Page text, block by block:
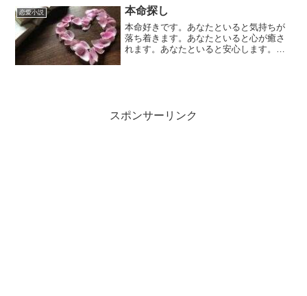
になさらず。hanabiさっきまでふたりで
過ごしていた。今は...
恋愛小説 本命探し
本命好きです。あなたといると気持ちが
落ち着きます。あなたといると心が癒さ
れます。あなたといると安心します。あ
スポンサーリンク